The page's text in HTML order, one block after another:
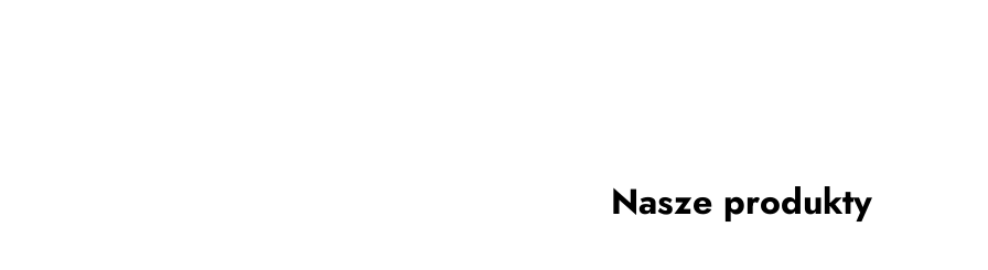
Nasze produkty